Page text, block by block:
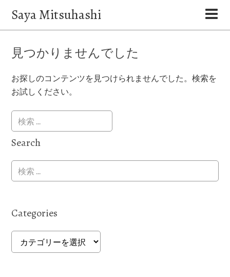
Saya Mitsuhashi
見つかりませんでした
お探しのコンテンツを見つけられませんでした。検索を
お試しください。
Search
Categories
Categories